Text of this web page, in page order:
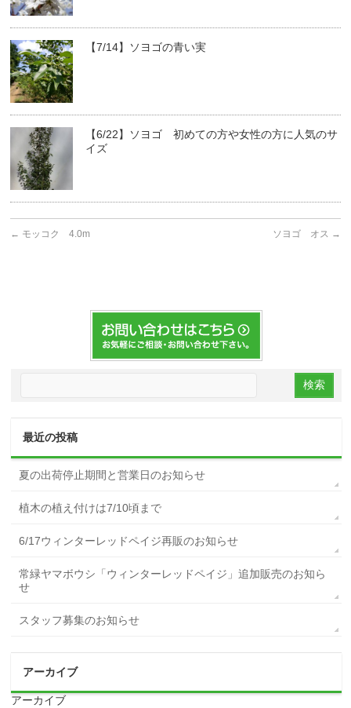
【7/14】ソヨゴの青い実
【6/22】ソヨゴ 初めての方や女性の方に人気のサ
イズ
← モッコク 4.0m ソヨゴ オス →
最近の投稿
夏の出荷停止期間と営業日のお知らせ
植木の植え付けは7/10頃まで
6/17ウィンターレッドペイジ再販のお知らせ
常緑ヤマボウシ「ウィンターレッドペイジ」追加販売のお知ら
せ
スタッフ募集のお知らせ
アーカイブ
アーカイブ